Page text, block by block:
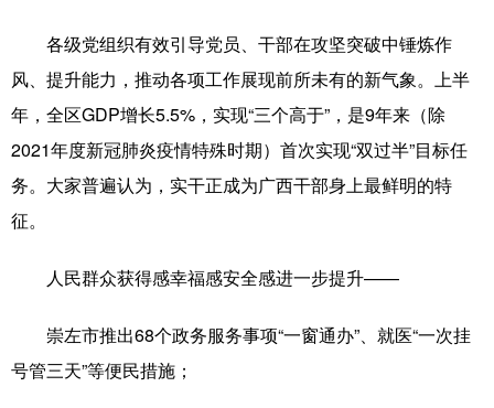
各级党组织有效引导党员、干部在攻坚突破中锤炼作
风、提升能力，推动各项工作展现前所未有的新气象。上半
年，全区GDP增长5.5%，实现“三个高于”，是9年来（除
2021年度新冠肺炎疫情特殊时期）首次实现“双过半”目标任
务。大家普遍认为，实干正成为广西干部身上最鲜明的特
征。
人民群众获得感幸福感安全感进一步提升——
崇左市推出68个政务服务事项“一窗通办”、就医“一次挂
号管三天”等便民措施；